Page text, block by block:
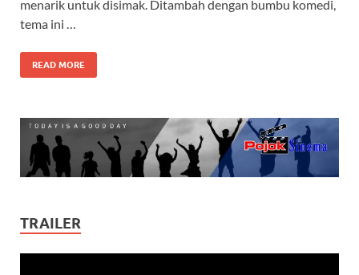
menarik untuk disimak. Ditambah dengan bumbu komedi,
tema ini …
READ MORE
TRAILER